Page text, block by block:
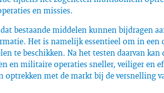
en missies.
bestaande middelen kunnen bijdragen
Het is namelijk essentieel om in een
te beschikken. Na het testen daarvan kan
en militaire operaties sneller, veiliger en
optrekken met de markt bij de versnelling